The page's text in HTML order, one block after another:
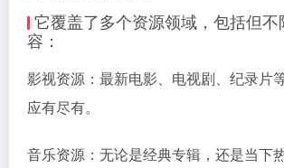
它覆盖了多个资源领域，包括但不
容：
影视资源：最新电影、电视剧、纪录片
应有尽有。
音乐资源：无论是经典专辑，还是当下